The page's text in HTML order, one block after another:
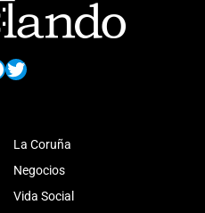
Twitter
La Coruña
Negocios
Vida Social